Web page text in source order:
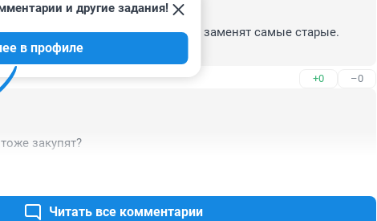
Маасквы придут списанные и ими заменят самые старые.
в Мааскве осядут им нужнее
+0 –0
и другие задания!
в профиле
закупят?
Читать все комментарии